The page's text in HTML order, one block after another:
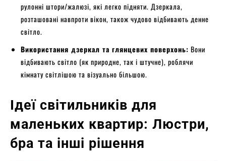
рулонні штори/жалюзі, які легко підняти. Дзеркала,
розташовані навпроти вікон, також чудово відбивають денне
світло.
Використання дзеркал та глянцевих поверхонь: Вони
відбивають світло (як природне, так і штучне), роблячи
кімнату світлішою та візуально більшою.
Ідеї світильників для
маленьких квартир: Люстри,
бра та інші рішення